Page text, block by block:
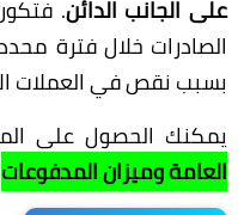
على الجانب الدائن.
الصادرات خلال فترة
بسبب نقص في العملات
يمكنك الحصول على
العامة وميزان المدفوعات